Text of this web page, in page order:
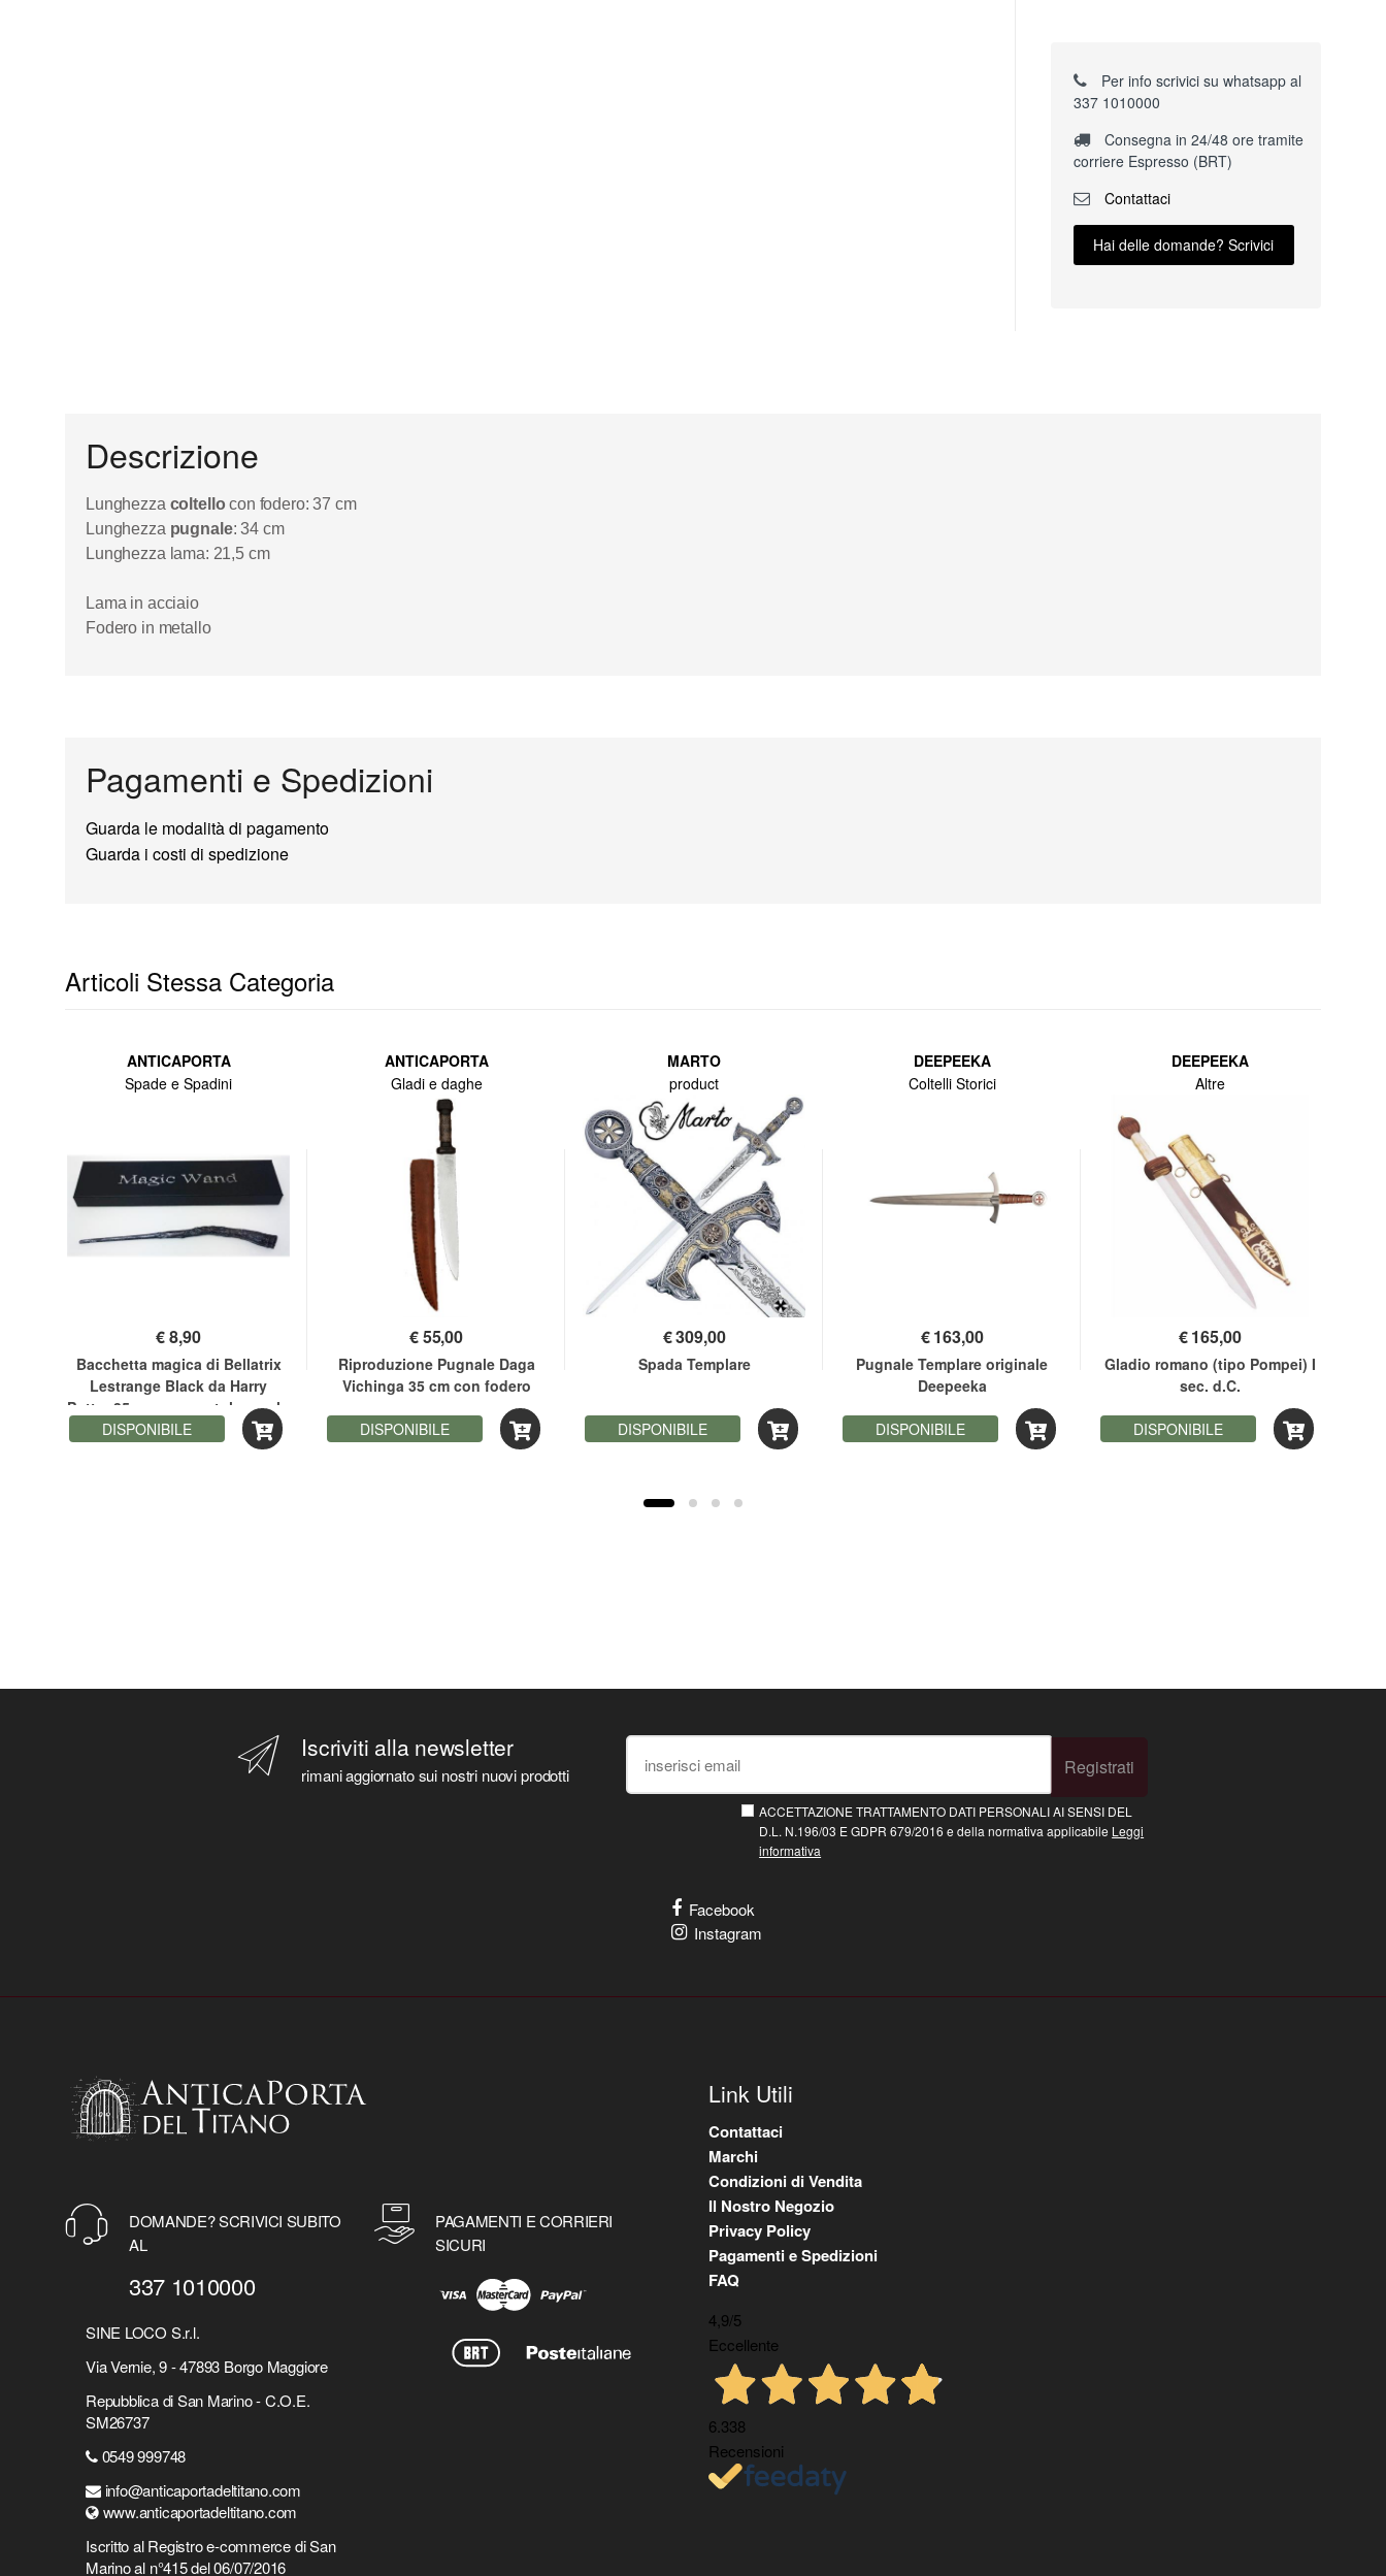
Per info scrivici su whatsapp al
337 1010000
Consegna in 24/48 ore tramite
corriere Espresso (BRT)
Contattaci
Hai delle domande? Scrivici
Descrizione
Lunghezza coltello con fodero: 37 cm
Lunghezza pugnale: 34 cm
Lunghezza lama: 21,5 cm
Lama in acciaio
Fodero in metallo
Pagamenti e Spedizioni
Guarda le modalità di pagamento
Guarda i costi di spedizione
Articoli Stessa Categoria
ANTICAPORTA
Spade e Spadini
€8,90
Bacchetta magica di Bellatrix
Lestrange Black da Harry
Potter 35 cm con scatola regalo
DISPONIBILE
ANTICAPORTA
Gladi e daghe
€55,00
Riproduzione Pugnale Daga
Vichinga 35 cm con fodero
DISPONIBILE
MARTO
product
€309,00
Spada Templare
DISPONIBILE
DEEPEEKA
Coltelli Storici
€163,00
Pugnale Templare originale
Deepeeka
DISPONIBILE
DEEPEEKA
Altre
€165,00
Gladio romano (tipo Pompei) I
sec. d.C.
DISPONIBILE
Iscriviti alla newsletter
rimani aggiornato sui nostri nuovi prodotti Registrati
ACCETTAZIONE TRATTAMENTO DATI PERSONALI AI SENSI DEL
D.L. N.196/03 E GDPR 679/2016 e della normativa applicabile Leggi
informativa
Facebook
Instagram
DOMANDE? SCRIVICI SUBITO
AL
337 1010000
SINE LOCO S.r.l.
Via Vernie, 9 - 47893 Borgo Maggiore
Repubblica di San Marino - C.O.E.
SM26737
0549 999748
info@anticaportadeltitano.com
www.anticaportadeltitano.com
Iscritto al Registro e-commerce di San
Marino al n°415 del 06/07/2016
PAGAMENTI E CORRIERI
SICURI
Link Utili
Contattaci
Marchi
Condizioni di Vendita
Il Nostro Negozio
Privacy Policy
Pagamenti e Spedizioni
FAQ
4,9/5
Eccellente
6.338
Recensioni